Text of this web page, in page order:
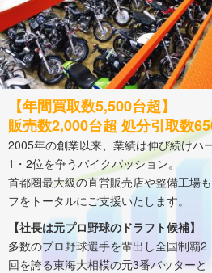
【年間買取数5,500台超】
販売数2,000台超 処分引
2005年の創業以来、業績は伸び続けハ
1・2位を争うバイクパッション。
首都圏最大級の直営販売店や整備工場
フをトータルにご支援いたします。
【社長は元プロ野球のドラフト候補】
多数のプロ野球選手を輩出し全国制覇2
回を誇る東海大相模の元3番バッターと